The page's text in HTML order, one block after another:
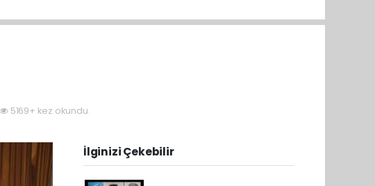
5169+ kez okundu.
İlginizi Çekebilir